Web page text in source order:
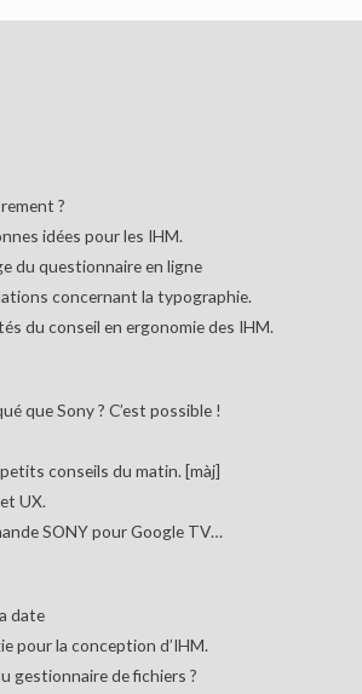
?
idées pour les IHM.
du questionnaire en ligne
concernant la typographie.
du conseil en ergonomie des IHM.
que Sony ? C’est possible !
conseils du matin. [màj]
UX.
SONY pour Google TV…
date
pour la conception d’IHM.
gestionnaire de fichiers ?